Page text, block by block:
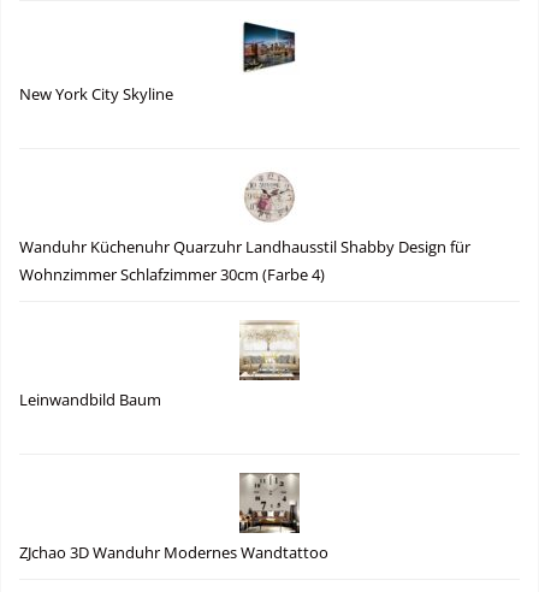
New York City Skyline
Wanduhr Küchenuhr Quarzuhr Landhausstil Shabby Design für
Wohnzimmer Schlafzimmer 30cm (Farbe 4)
Leinwandbild Baum
ZJchao 3D Wanduhr Modernes Wandtattoo